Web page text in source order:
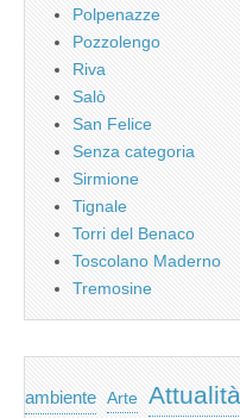
Polpenazze
Pozzolengo
Riva
Salò
San Felice
Senza categoria
Sirmione
Tignale
Torri del Benaco
Toscolano Maderno
Tremosine
ambiente Arte Attualità